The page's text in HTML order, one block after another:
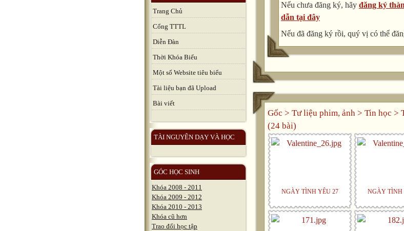
Trang Chủ
Cổng TTTL
Diễn Đàn
Thời Khóa Biểu
Một số Website tiêu biểu
Tài liệu bạn đã Upload
Bài viết
TÀI NGUYÊN DẠY VÀ HỌC
GÓC HỌC SINH
Khóa 2008 - 2011
Khóa 2009 - 2012
Khóa 2010 - 2013
Khóa cũ hơn
Trao đổi học tập
Nếu chưa đăng ký, hãy đăng ký
dẫn tại đây
Nếu đã đăng ký rồi, quý vị có thể
Gốc > Tư liệu phim, ảnh > Tin học >
(24 bài)
NGÀY TÌNH YÊU 27 NGÀY TÌNH